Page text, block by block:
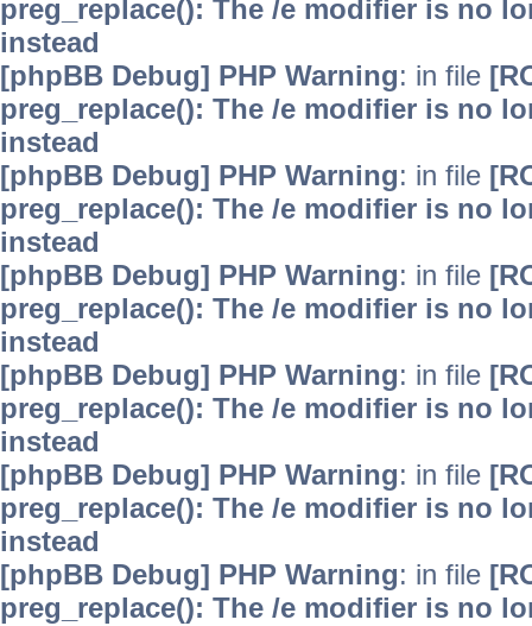
preg_replace(): The /e modifier is no
instead
[phpBB Debug] PHP Warning: in file
preg_replace(): The /e modifier is no
instead
[phpBB Debug] PHP Warning: in file
preg_replace(): The /e modifier is no
instead
[phpBB Debug] PHP Warning: in file
preg_replace(): The /e modifier is no
instead
[phpBB Debug] PHP Warning: in file
preg_replace(): The /e modifier is no
instead
[phpBB Debug] PHP Warning: in file
preg_replace(): The /e modifier is no
instead
[phpBB Debug] PHP Warning: in file
preg_replace(): The /e modifier is no